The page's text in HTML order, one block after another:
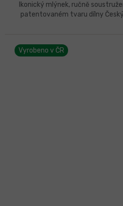
Ikonický mlýnek, ručně
patentovaném tvaru dílny
Vyrobeno v ČR